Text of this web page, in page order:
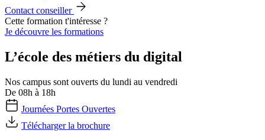
Contact conseiller
Cette formation t'intéresse ?
Je découvre les formations
L’école des métiers du digital
Nos campus sont ouverts du lundi au vendredi
De 08h à 18h
Journées Portes Ouvertes
Télécharger la brochure